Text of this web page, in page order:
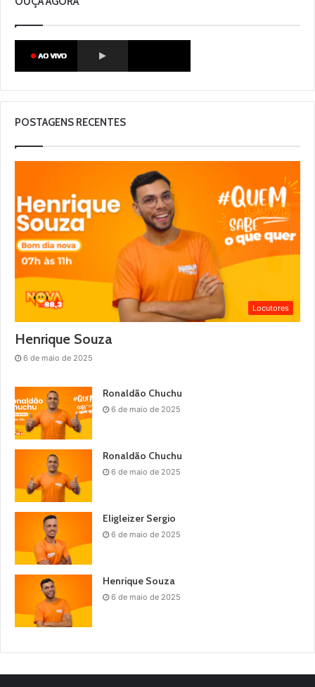
POSTAGENS RECENTES
Locutores
Henrique Souza
6 de maio de 2025
Ronaldão Chuchu
6 de maio de 2025
Ronaldão Chuchu
6 de maio de 2025
Eligleizer Sergio
6 de maio de 2025
Henrique Souza
6 de maio de 2025